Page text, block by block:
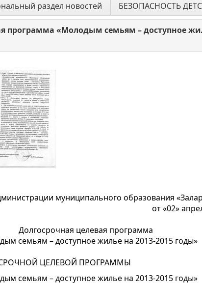
раздел новостей БЕЗОПАСНОСТЬ
программа «Молодым семьям – доступное
муниципального образования
от «02»
Долгосрочная целевая программа
семьям – доступное жилье на 2013-2015 годы»
ЦЕЛЕВОЙ ПРОГРАММЫ
семьям – доступное жилье на 2013-2015 годы»